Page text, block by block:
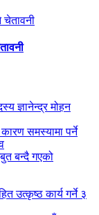
ज्ञानेन्द्र मोहन
समस्यामा पर्ने
बन्दै गएको
उत्कृष्ठ कार्य गर्ने ३